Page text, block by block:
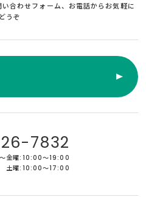
合わせフォーム、お電話からお気軽に
どうぞ
7832
金曜:10:00～19:00
土曜:10:00～17:00